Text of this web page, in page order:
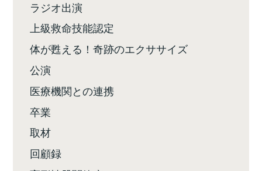
ラジオ出演
上級救命技能認定
体が甦える！奇跡のエクササイズ
公演
医療機関との連携
卒業
取材
回顧録